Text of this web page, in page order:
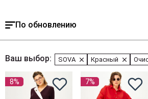
По обновлению
Ваш выбор: SOVA Красный
8% 7%